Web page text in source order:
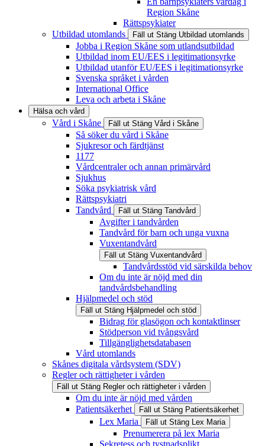
Region Skåne
Rättspsykiater
Utbildad utomlands
Fäll ut Stäng Utbildad utomlands
Jobba i Region Skåne som utlandsutbildad
Utbildad inom EU/EES i legitimationsyrke
Utbildad utanför EU/EES i legitimationsyrke
Svenska språket i vården
International Office
Leva och arbeta i Skåne
Hälsa och vård
Vård i Skåne Fäll ut Stäng Vård i Skåne
Så söker du vård i Skåne
Sjukresor och färdtjänst
1177
Vårdcentraler och annan primärvård
Sjukhus
Söka psykiatrisk vård
Rättspsykiatri
Tandvård
Fäll ut Stäng Tandvård
Avgifter i tandvården
Tandvård för barn och unga vuxna
Vuxentandvård
Fäll ut Stäng Vuxentandvård
Tandvårdsstöd vid särskilda behov
Om du inte är nöjd med din
tandvårdsbehandling
Hjälpmedel och stöd
Fäll ut Stäng Hjälpmedel och stöd
Bidrag för glasögon och kontaktlinser
Stödperson vid tvångsvård
Tillgänglighetsdatabasen
Vård utomlands
Skånes digitala vårdsystem (SDV)
Regler och rättigheter i vården
Fäll ut Stäng Regler och rättigheter i vården
Om du inte är nöjd med vården
Patientsäkerhet
Fäll ut Stäng Patientsäkerhet
Lex Maria Fäll ut Stäng Lex Maria
Prenumerera på lex Maria